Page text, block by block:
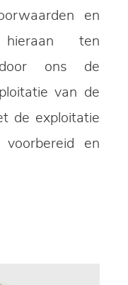
en
hieraan ten
ons de
van de
de exploitatie
en